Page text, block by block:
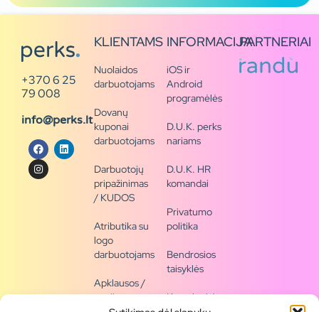
+370 6 25
79 008
info@perks.lt
KLIENTAMS
Nuolaidos
darbuotojams
Dovanų
kuponai
darbuotojams
Darbuotojų
pripažinimas
/ KUDOS
Atributika su
logo
darbuotojams
Apklausos /
naujienų
INFORMACIJA
iOS ir
Android
programėlės
D.U.K. perks
nariams
D.U.K. HR
komandai
Privatumo
politika
Bendrosios
taisyklės
Kontaktai /
PARTNERIAI